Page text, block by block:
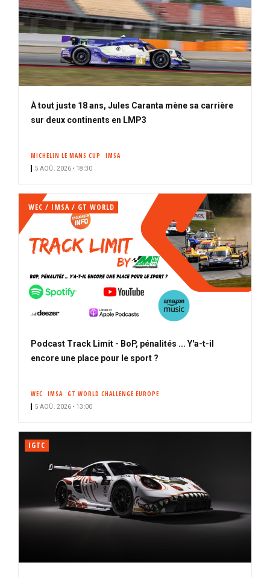
À tout juste 18 ans, Jules Caranta mène sa carrière
sur deux continents en LMP3
MICHELIN LE MANS CUP IMSA
5 AOÛ. 2026 • 18:30
WEC / IMSA / GT WORLD
Podcast Track Limit - BoP, pénalités ... Y'a-t-il
encore une place pour le sport ?
WEC IMSA GT WORLD CHALLENGE EUROPE
5 AOÛ. 2026 • 13:00
IGTC